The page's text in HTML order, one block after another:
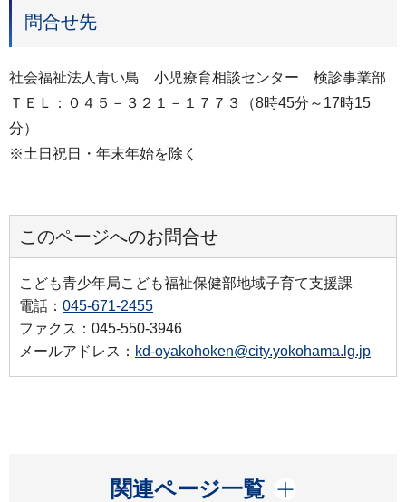
問合せ先
社会福祉法人青い鳥 小児療育相談センター 検診事業部
ＴＥＬ：０４５－３２１－１７７３（8時45分～17時15
分）
※土日祝日・年末年始を除く
このページへのお問合せ
こども青少年局こども福祉保健部地域子育て支援課
電話： 045-671-2455
ファクス：045-550-3946
メールアドレス： kd-oyakohoken@city.yokohama.lg.jp
関連ページ一覧
開く